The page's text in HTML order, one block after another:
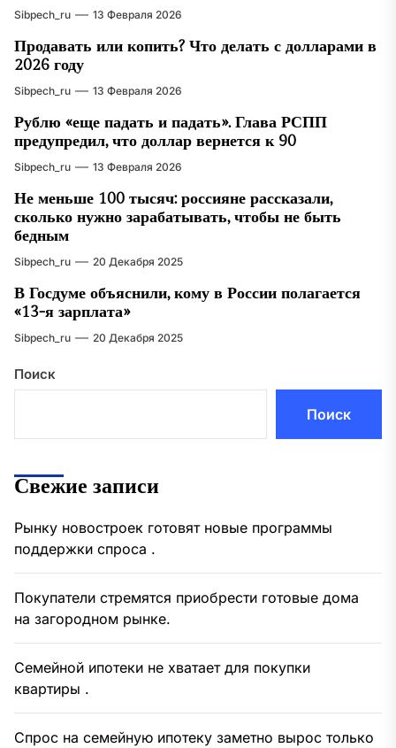
Sibpech_ru 13 Февраля 2026
Продавать или копить? Что делать с долларами в
2026 году
Sibpech_ru 13 Февраля 2026
Рублю «еще падать и падать». Глава РСПП
предупредил, что доллар вернется к 90
Sibpech_ru 13 Февраля 2026
Не меньше 100 тысяч: россияне рассказали,
сколько нужно зарабатывать, чтобы не быть
бедным
Sibpech_ru 20 Декабря 2025
В Госдуме объяснили, кому в России полагается
«13-я зарплата»
Sibpech_ru 20 Декабря 2025
Поиск
Поиск
Свежие записи
Рынку новостроек готовят новые программы
поддержки спроса .
Покупатели стремятся приобрести готовые дома
на загородном рынке.
Семейной ипотеки не хватает для покупки
квартиры .
Спрос на семейную ипотеку заметно вырос только